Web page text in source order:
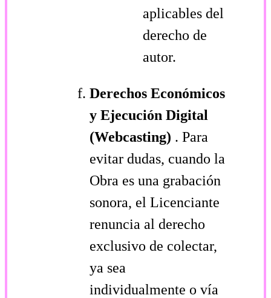
aplicables del
derecho de
autor.
Derechos Económicos
y Ejecución Digital
(Webcasting) . Para
evitar dudas, cuando la
Obra es una grabación
sonora, el Licenciante
renuncia al derecho
exclusivo de colectar,
ya sea
individualmente o vía